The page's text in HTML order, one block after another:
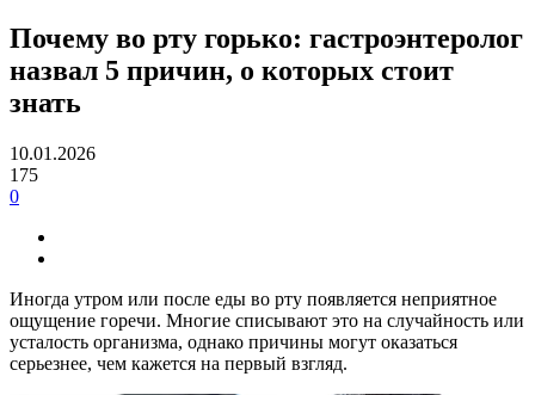
Почему во рту горько: гастроэнтеролог
назвал 5 причин, о которых стоит
знать
10.01.2026
175
0
Иногда утром или после еды во рту появляется неприятное
ощущение горечи. Многие списывают это на случайность или
усталость организма, однако причины могут оказаться
серьезнее, чем кажется на первый взгляд.